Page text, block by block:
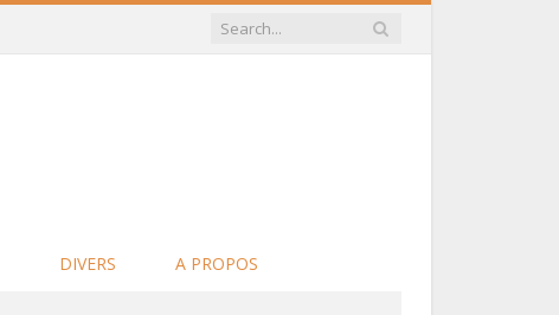
DIVERS A PROPOS